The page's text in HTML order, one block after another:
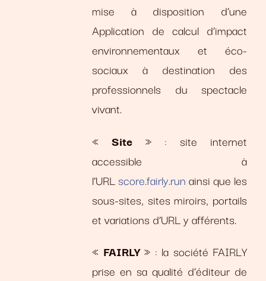
mise à disposition d’une
Application de calcul d’impact
environnementaux et éco-
sociaux à destination des
professionnels du spectacle
vivant.
« Site » : site internet
accessible à
l’URL score.fairly.run ainsi que les
sous-sites, sites miroirs, portails
et variations d’URL y afférents.
« FAIRLY» : la société FAIRLY
prise en sa qualité d’éditeur de